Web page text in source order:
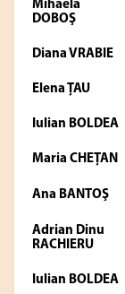
Mihaela
DOBOŞ
Diana VRABIE
Elena ŢAU
Iulian BOLDEA
Maria CHEŢAN
Ana BANTOŞ
Adrian Dinu
RACHIERU
Iulian BOLDEA